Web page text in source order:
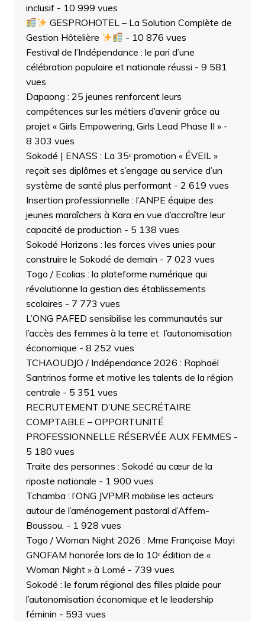
inclusif- 10 999 vues
GESPROHOTEL – La Solution Complète de
Gestion Hôtelière
- 10 876 vues
Festival de l’Indépendance : le pari d’une
célébration populaire et nationale réussi - 9 581
vues
Dapaong : 25 jeunes renforcent leurs
compétences sur les métiers d’avenir grâce au
projet « Girls Empowering, Girls Lead Phase II »-
8 303 vues
Sokodé | ENASS : La 35ᵉ promotion « ÉVEIL »
reçoit ses diplômes et s’engage au service d’un
système de santé plus performant- 2 619 vues
Insertion professionnelle : l’ANPE équipe des
jeunes maraîchers à Kara en vue d’accroître leur
capacité de production - 5 138 vues
Sokodé Horizons : les forces vives unies pour
construire le Sokodé de demain - 7 023 vues
Togo / Ecolias : la plateforme numérique qui
révolutionne la gestion des établissements
scolaires - 7 773 vues
L’ONG PAFED sensibilise les communautés sur
l’accès des femmes à la terre et l’autonomisation
économique - 8 252 vues
TCHAOUDJO / Indépendance 2026 : Raphaël
Santrinos forme et motive les talents de la région
centrale - 5 351 vues
RECRUTEMENT D’UNE SECRÉTAIRE
COMPTABLE – OPPORTUNITÉ
PROFESSIONNELLE RÉSERVÉE AUX FEMMES -
5 180 vues
Traite des personnes : Sokodé au cœur de la
riposte nationale - 1 900 vues
Tchamba : l’ONG JVPMR mobilise les acteurs
autour de l’aménagement pastoral d’Affem-
Boussou. - 1 928 vues
Togo / Woman Night 2026 : Mme Françoise Mayi
GNOFAM honorée lors de la 10ᵉ édition de «
Woman Night » à Lomé - 739 vues
Sokodé : le forum régional des filles plaide pour
l’autonomisation économique et le leadership
féminin - 593 vues